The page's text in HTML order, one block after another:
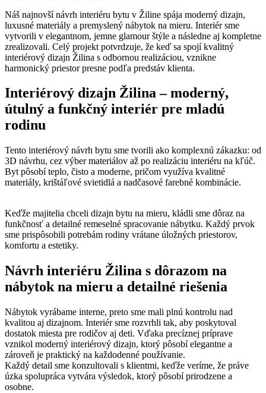
Náš najnovší návrh interiéru bytu v Žiline spája moderný dizajn,
luxusné materiály a premyslený nábytok na mieru. Interiér sme
vytvorili v elegantnom, jemne glamour štýle a následne aj kompletne
zrealizovali. Celý projekt potvrdzuje, že keď sa spojí kvalitný
interiérový dizajn Žilina s odbornou realizáciou, vznikne
harmonický priestor presne podľa predstáv klienta.
Interiérový dizajn Žilina – moderný,
útulný a funkčný interiér pre mladú
rodinu
Tento interiérový návrh bytu sme tvorili ako komplexnú zákazku: od
3D návrhu, cez výber materiálov až po realizáciu interiéru na kľúč.
Byt pôsobí teplo, čisto a moderne, pričom využíva kvalitné
materiály, krištáľové svietidlá a nadčasové farebné kombinácie.
Keďže majitelia chceli dizajn bytu na mieru, kládli sme dôraz na
funkčnosť a detailné remeselné spracovanie nábytku. Každý prvok
sme prispôsobili potrebám rodiny vrátane úložných priestorov,
komfortu a estetiky.
Návrh interiéru Žilina s dôrazom na
nábytok na mieru a detailné riešenia
Nábytok vyrábame interne, preto sme mali plnú kontrolu nad
kvalitou aj dizajnom. Interiér sme rozvrhli tak, aby poskytoval
dostatok miesta pre rodičov aj deti. Vďaka precíznej príprave
vznikol moderný interiérový dizajn, ktorý pôsobí elegantne a
zároveň je praktický na každodenné používanie.
Každý detail sme konzultovali s klientmi, keďže veríme, že práve
úzka spolupráca vytvára výsledok, ktorý pôsobí prirodzene a
osobne.